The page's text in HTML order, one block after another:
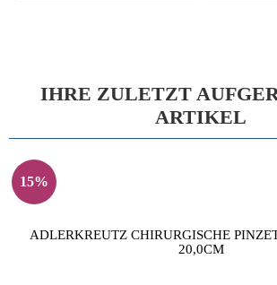
IHRE ZULETZT
ARTIKEL
15%
ADLERKREUTZ CHIRURGISCHE
20,0CM